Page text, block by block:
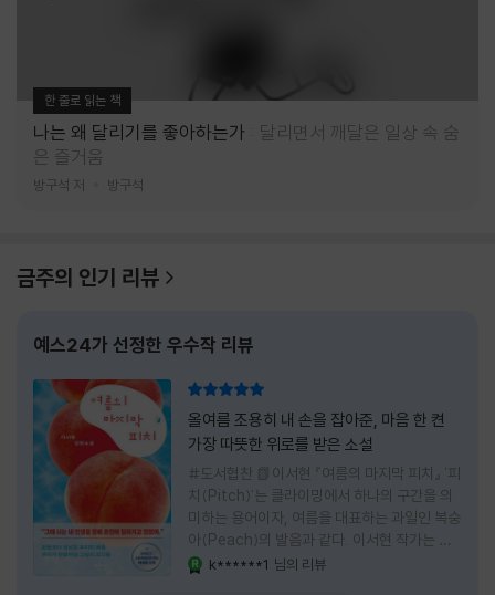
한 줄로 읽는 책
나는 왜 달리기를 좋아하는가
달리면서 깨달은 일상 속 숨
은 즐거움
방구석 저 방구석
금주의 인기 리뷰
예스24가 선정한 우수작 리뷰
올여름 조용히 내 손을 잡아준, 마음 한 켠
가장 따뜻한 위로를 받은 소설
#도서협찬 📗이서현 『여름의 마지막 피치』 '피
치(Pitch)'는 클라이밍에서 하나의 구간을 의
미하는 용어이자, 여름을 대표하는 과일인 복숭
아(Peach)의 발음과 같다. 이서현 작가는 이
중의적인 제목 안에 소설이 전하고 싶은 메시지
k******1 님의 리뷰